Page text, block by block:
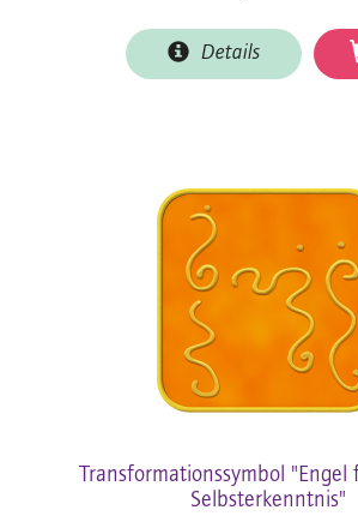
Details
Transformationssymbol
Selbsterkenntnis"